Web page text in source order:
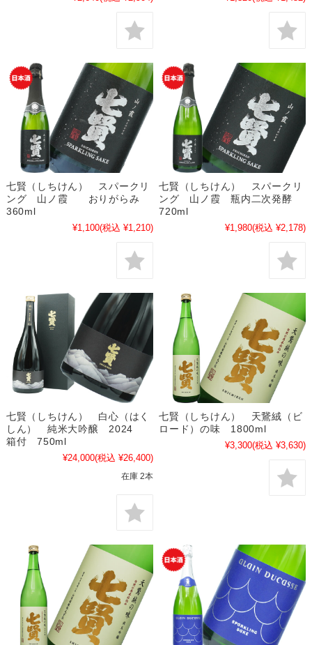
七賢（しちけん） スパークリ
ング 山ノ霞 おりがらみ
360ml
¥1,100(税込 ¥1,210)
七賢（しちけん） スパークリ
ング 山ノ霞 瓶内二次発酵
720ml
¥1,980(税込 ¥2,178)
七賢（しちけん） 白心（はく
しん） 純米大吟醸 2024
箱付 750ml
¥24,000(税込 ¥26,400)
在庫 2本
七賢（しちけん） 天鵞絨（ビ
ロード）の味 1800ml
¥3,300(税込 ¥3,630)